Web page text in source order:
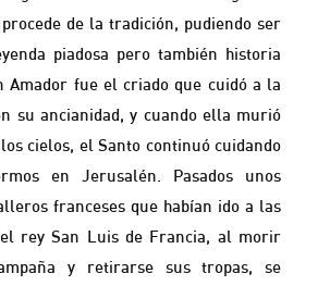
de la tradición, pudiendo ser
piadosa pero también historia
Amador fue el criado que cuidó a la
su ancianidad, y cuando ella murió
cielos, el Santo continuó cuidando
en Jerusalén. Pasados unos
franceses que habían ido a las
el rey San Luis de Francia, al morir
y retirarse sus tropas, se